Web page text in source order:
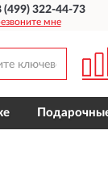
ДОСТАВИМ
(499) 322-44-73
мне